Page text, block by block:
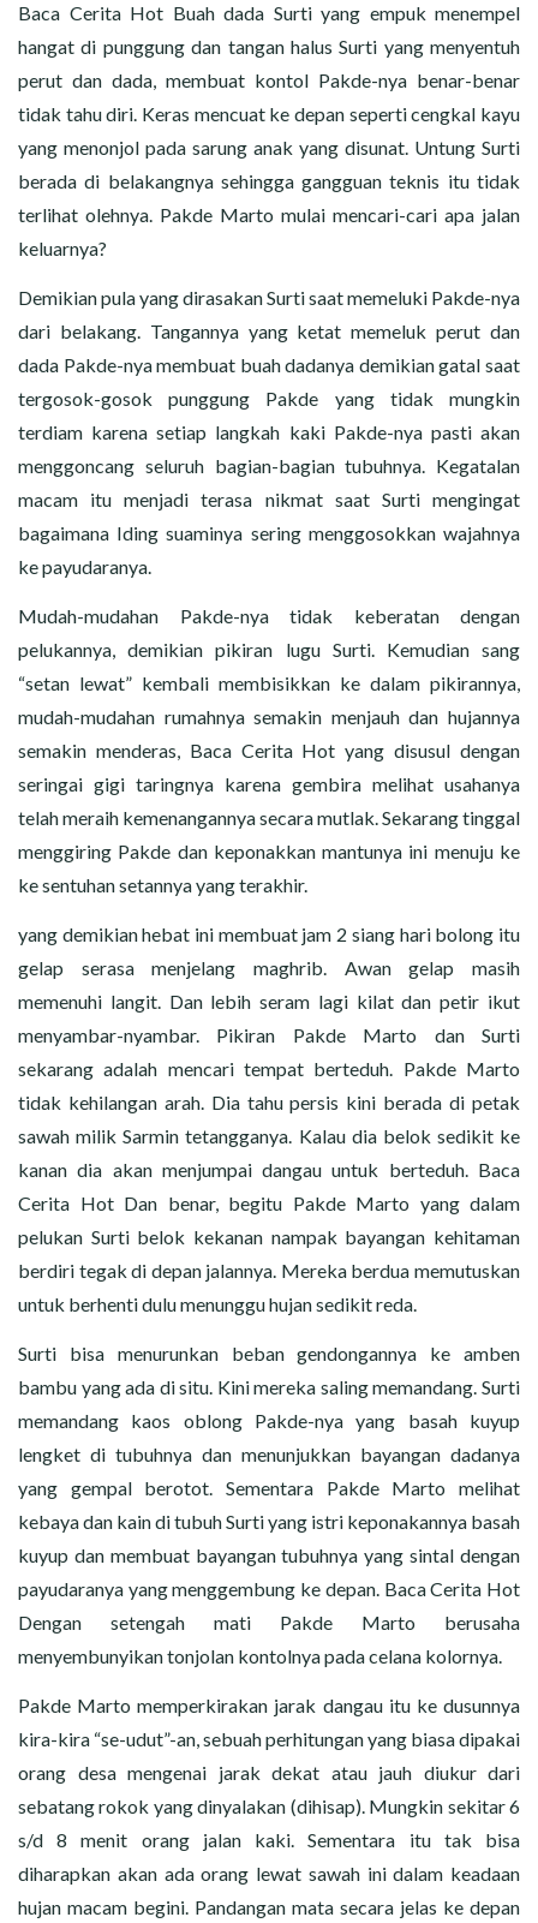
Baca Cerita Hot Buah dada Surti yang empuk menempel
hangat di punggung dan tangan halus Surti yang menyentuh
perut dan dada, membuat kontol Pakde-nya benar-benar
tidak tahu diri. Keras mencuat ke depan seperti cengkal kayu
yang menonjol pada sarung anak yang disunat. Untung Surti
berada di belakangnya sehingga gangguan teknis itu tidak
terlihat olehnya. Pakde Marto mulai mencari-cari apa jalan
keluarnya?
Demikian pula yang dirasakan Surti saat memeluki Pakde-nya
dari belakang. Tangannya yang ketat memeluk perut dan
dada Pakde-nya membuat buah dadanya demikian gatal saat
tergosok-gosok punggung Pakde yang tidak mungkin
terdiam karena setiap langkah kaki Pakde-nya pasti akan
menggoncang seluruh bagian-bagian tubuhnya. Kegatalan
macam itu menjadi terasa nikmat saat Surti mengingat
bagaimana Iding suaminya sering menggosokkan wajahnya
ke payudaranya.
Mudah-mudahan Pakde-nya tidak keberatan dengan
pelukannya, demikian pikiran lugu Surti. Kemudian sang
“setan lewat” kembali membisikkan ke dalam pikirannya,
mudah-mudahan rumahnya semakin menjauh dan hujannya
semakin menderas, Baca Cerita Hot yang disusul dengan
seringai gigi taringnya karena gembira melihat usahanya
telah meraih kemenangannya secara mutlak. Sekarang tinggal
menggiring Pakde dan keponakkan mantunya ini menuju ke
ke sentuhan setannya yang terakhir.
yang demikian hebat ini membuat jam 2 siang hari bolong itu
gelap serasa menjelang maghrib. Awan gelap masih
memenuhi langit. Dan lebih seram lagi kilat dan petir ikut
menyambar-nyambar. Pikiran Pakde Marto dan Surti
sekarang adalah mencari tempat berteduh. Pakde Marto
tidak kehilangan arah. Dia tahu persis kini berada di petak
sawah milik Sarmin tetangganya. Kalau dia belok sedikit ke
kanan dia akan menjumpai dangau untuk berteduh. Baca
Cerita Hot Dan benar, begitu Pakde Marto yang dalam
pelukan Surti belok kekanan nampak bayangan kehitaman
berdiri tegak di depan jalannya. Mereka berdua memutuskan
untuk berhenti dulu menunggu hujan sedikit reda.
Surti bisa menurunkan beban gendongannya ke amben
bambu yang ada di situ. Kini mereka saling memandang. Surti
memandang kaos oblong Pakde-nya yang basah kuyup
lengket di tubuhnya dan menunjukkan bayangan dadanya
yang gempal berotot. Sementara Pakde Marto melihat
kebaya dan kain di tubuh Surti yang istri keponakannya basah
kuyup dan membuat bayangan tubuhnya yang sintal dengan
payudaranya yang menggembung ke depan. Baca Cerita Hot
Dengan setengah mati Pakde Marto berusaha
menyembunyikan tonjolan kontolnya pada celana kolornya.
Pakde Marto memperkirakan jarak dangau itu ke dusunnya
kira-kira “se-udut”-an, sebuah perhitungan yang biasa dipakai
orang desa mengenai jarak dekat atau jauh diukur dari
sebatang rokok yang dinyalakan (dihisap). Mungkin sekitar 6
s/d 8 menit orang jalan kaki. Sementara itu tak bisa
diharapkan akan ada orang lewat sawah ini dalam keadaan
hujan macam begini. Pandangan mata secara jelas ke depan